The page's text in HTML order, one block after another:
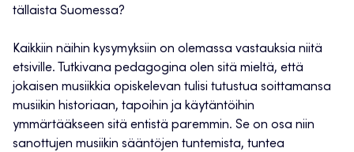
tällaista Suomessa?
Kaikkiin näihin kysymyksiin on olemassa vastauksia niitä
etsiville. Tutkivana pedagogina olen sitä mieltä, että
jokaisen musiikkia opiskelevan tulisi tutustua soittamansa
musiikin historiaan, tapoihin ja käytäntöihin
ymmärtääkseen sitä entistä paremmin. Se on osa niin
sanottujen musiikin sääntöjen tuntemista, tuntea